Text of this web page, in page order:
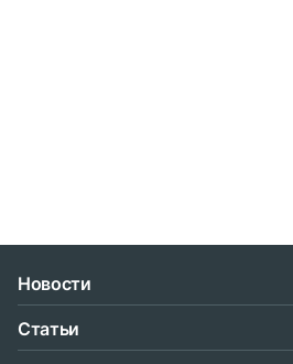
Новости
Статьи